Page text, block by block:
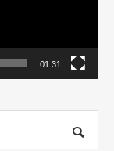
01:31